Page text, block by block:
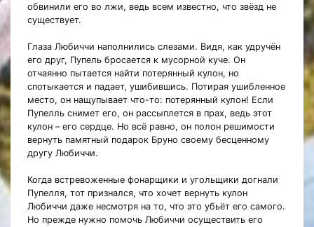
обвинили его во лжи, ведь всем известно, что звёзд не
существует.
Глаза Любиччи наполнились слезами. Видя, как удручён
его друг, Пупель бросается к мусорной куче. Он
отчаянно пытается найти потерянный кулон, но
спотыкается и падает, ушибившись. Потирая ушибленное
место, он нащупывает что-то: потерянный кулон! Если
Пупелль снимет его, он рассыплется в прах, ведь этот
кулон – его сердце. Но всё равно, он полон решимости
вернуть памятный подарок Бруно своему бесценному
другу Любиччи.
Когда встревоженные фонарщики и угольщики догнали
Пупелля, тот признался, что хочет вернуть кулон
Любиччи даже несмотря на то, что это убьёт его самого.
Но прежде нужно помочь Любиччи осуществить его